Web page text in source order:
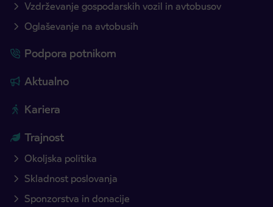
Vzdrževanje gospodarskih vozil in avtobusov
Oglaševanje na avtobusih
Podpora potnikom
Aktualno
Kariera
Trajnost
Okoljska politika
Skladnost poslovanja
Sponzorstva in donacije